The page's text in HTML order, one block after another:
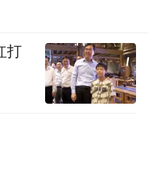
打